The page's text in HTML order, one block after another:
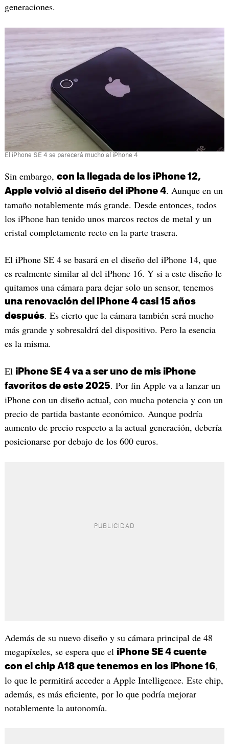
generaciones.
El iPhone SE 4 se parecerá mucho al iPhone 4
Sin embargo, con la llegada de los iPhone 12,
Apple volvió al diseño del iPhone 4. Aunque en un
tamaño notablemente más grande. Desde entonces, todos
los iPhone han tenido unos marcos rectos de metal y un
cristal completamente recto en la parte trasera.
El iPhone SE 4 se basará en el diseño del iPhone 14, que
es realmente similar al del iPhone 16. Y si a este diseño le
quitamos una cámara para dejar solo un sensor, tenemos
una renovación del iPhone 4 casi 15 años
después. Es cierto que la cámara también será mucho
más grande y sobresaldrá del dispositivo. Pero la esencia
es la misma.
El iPhone SE 4 va a ser uno de mis iPhone
favoritos de este 2025. Por fin Apple va a lanzar un
iPhone con un diseño actual, con mucha potencia y con un
precio de partida bastante económico. Aunque podría
aumento de precio respecto a la actual generación, debería
posicionarse por debajo de los 600 euros.
Además de su nuevo diseño y su cámara principal de 48
megapíxeles, se espera que el iPhone SE 4 cuente
con el chip A18 que tenemos en los iPhone 16,
lo que le permitirá acceder a Apple Intelligence. Este chip,
además, es más eficiente, por lo que podría mejorar
notablemente la autonomía.